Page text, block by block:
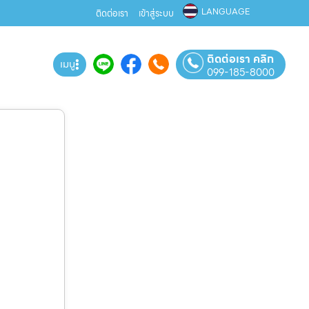
ติดต่อเรา เข้าสู่ระบบ LANGUAGE
เมนู ติดต่อเรา คลิก
099-185-8000